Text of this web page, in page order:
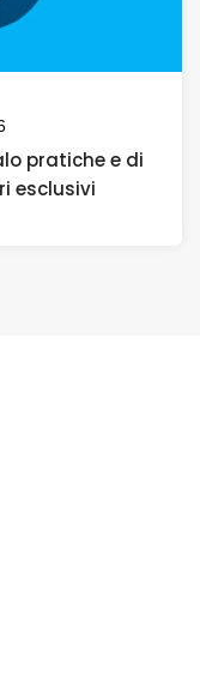
pratiche e di
esclusivi